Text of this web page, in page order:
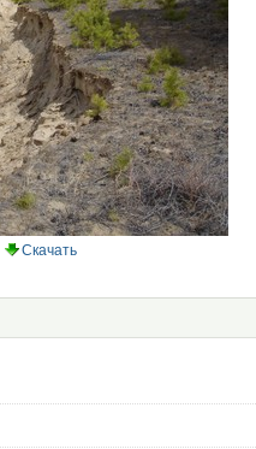
Скачать